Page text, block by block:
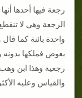
رجعة فيها أحدها
الرجعة وهي لا
واحدة بائنة كما
بعوض فملكها بدونه
رجعية وهذا ابن
والقياس وعليه